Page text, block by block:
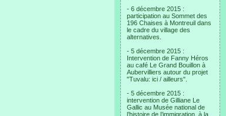
- 6 décembre 2015 :
participation au Sommet des
196 Chaises à Montreuil dans
le cadre du village des
alternatives.
- 5 décembre 2015 :
Intervention de Fanny Héros
au café Le Grand Bouillon à
Aubervilliers autour du projet
"Tuvalu: ici / ailleurs".
- 5 décembre 2015 :
intervention de Gilliane Le
Gallic au Musée national de
l’histoire de l’immigration, à la